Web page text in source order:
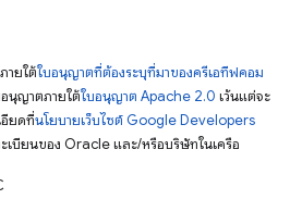
ายใต้ใบอนุญาตที่ต้องระบุที่มาของครีเอทีฟคอม
นุญาตภายใต้ใบอนุญาต Apache 2.0 เว้นแต่จะ
อียดที่นโยบายเว็บไซต์ Google Developers
เบียนของ Oracle และ/หรือบริษัทในเครือ